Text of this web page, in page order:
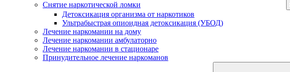
Снятие наркотической ломки
Детоксикация организма от наркотиков
Ультрабыстрая опиоидная детоксикация (УБОД)
Лечение наркомании на дому
Лечение наркомании амбулаторно
Лечение наркомании в стационаре
Принудительное лечение наркоманов